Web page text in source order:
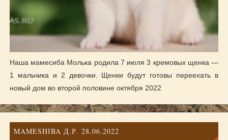
Наша мамесиба Молька родила 7 июля 3 кремовых щенка —
1 мальчика и 2 девочки. Щенки будут готовы переехать в
новый дом во второй половине октября 2022
MAMESHIBA Д.Р. 28.06.2022